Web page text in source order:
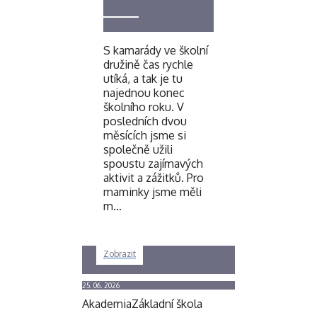
S kamarády ve školní
družině čas rychle
utíká, a tak je tu
najednou konec
školního roku. V
posledních dvou
měsících jsme si
společně užili
spoustu zajímavých
aktivit a zážitků. Pro
maminky jsme měli
m…
Zobrazit
25. 06. 2026
AkademiaZákladní škola